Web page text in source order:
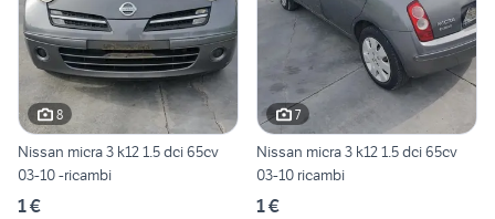
8
Nissan micra 3 k12 1.5 dci 65cv
03-10 -ricambi
1 €
7
Nissan micra 3 k12 1.5 dci 65cv
03-10 ricambi
1 €